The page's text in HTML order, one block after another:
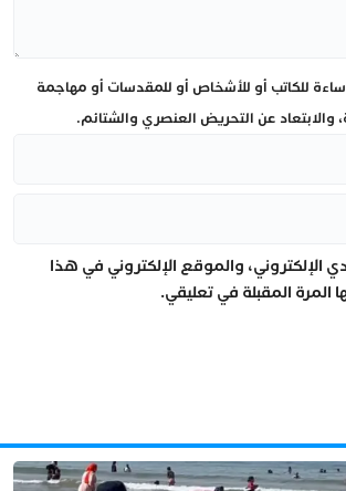
للكاتب أو للأشخاص أو للمقدسات أو مهاجمة
والابتعاد عن التحريض العنصري والشتائم.
الإلكتروني، والموقع الإلكتروني في هذا
المرة المقبلة في تعليقي.